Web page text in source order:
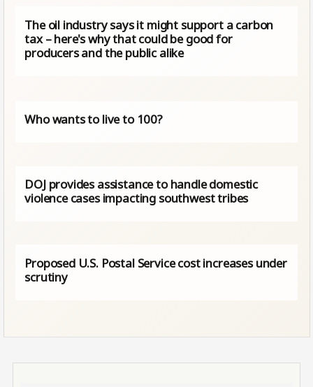
The oil industry says it might support a carbon
tax – here's why that could be good for
producers and the public alike
Who wants to live to 100?
DOJ provides assistance to handle domestic
violence cases impacting southwest tribes
Proposed U.S. Postal Service cost increases under
scrutiny